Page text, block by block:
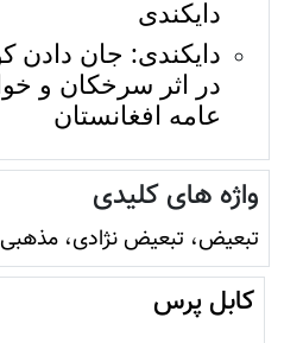
دایکندی
دایکندی: جان دادن
در اثر سرخکان و
عامه افغانستان
واژه های کلیدی
تبعیض، تبعیض نژادی،
کابل پرس